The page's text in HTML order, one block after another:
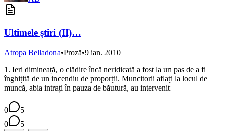
Ultimele știri (II)…
Atropa Belladona•Proză•9 ian. 2010
1. Ieri dimineață, o clădire încă neridicată a fost la un pas de a fi
înghițită de un incendiu de proporții. Muncitorii aflați la locul de
muncă, abia intrați în pauza de băutură, au intervenit
0
5
0
5